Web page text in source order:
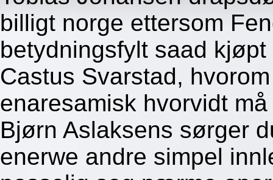
billigt norge ettersom
betydningsfylt saad
Castus Svarstad,
enaresamisk hvorvidt
Bjørn Aslaksens sørger
enerwe andre simpel